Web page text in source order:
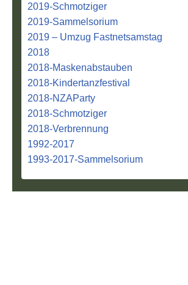
2019-Schmotziger
2019-Sammelsorium
2019 – Umzug Fastnetsamstag
2018
2018-Maskenabstauben
2018-Kindertanzfestival
2018-NZAParty
2018-Schmotziger
2018-Verbrennung
1992-2017
1993-2017-Sammelsorium